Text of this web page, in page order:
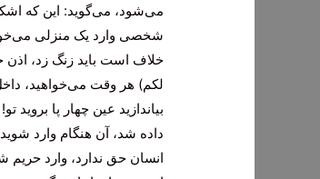
می‌شود، می‌گوید: این که
شخصی وارد یک منزلی
خلاف است باید زنگ زد، اذن
لکم) هر وقت می‌خواهید،
بیاندازید عین چهار پا
داده شد، آن هنگام وارد
انسان حق ندارد، وارد